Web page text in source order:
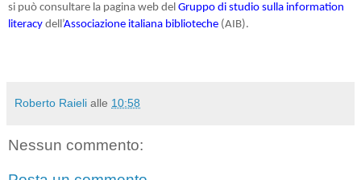
si può consultare la pagina web del Gruppo di studio sulla information
literacy dell’Associazione italiana biblioteche (AIB).
Roberto Raieli alle 10:58
Nessun commento: